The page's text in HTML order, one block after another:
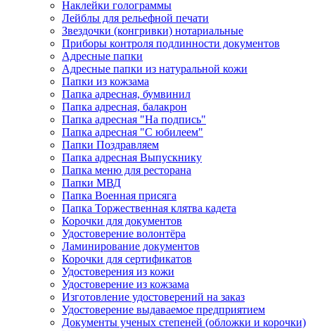
Наклейки голограммы
Лейблы для рельефной печати
Звездочки (конгривки) нотариальные
Приборы контроля подлинности документов
Адресные папки
Адресные папки из натуральной кожи
Папки из кожзама
Папка адресная, бумвинил
Папка адресная, балакрон
Папка адресная "На подпись"
Папка адресная "C юбилеем"
Папки Поздравляем
Папка адресная Выпускнику
Папка меню для ресторана
Папки МВД
Папка Военная присяга
Папка Торжественная клятва кадета
Корочки для документов
Удостоверение волонтёра
Ламинирование документов
Корочки для сертификатов
Удостоверения из кожи
Удостоверение из кожзама
Изготовление удостоверений на заказ
Удостоверение выдаваемое предприятием
Документы ученых степеней (обложки и корочки)